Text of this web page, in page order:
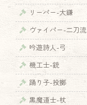
リーパー-大鎌
ヴァイパー-二刀流
吟遊詩人-弓
機工士-銃
踊り子-投擲
黒魔道士-杖